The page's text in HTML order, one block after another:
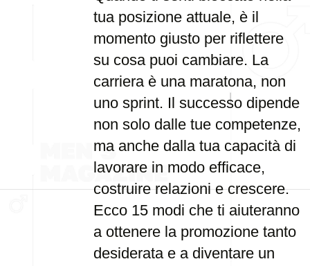
tua posizione attuale, è il
momento giusto per riflettere
su cosa puoi cambiare. La
carriera è una maratona, non
uno sprint. Il successo dipende
non solo dalle tue competenze,
ma anche dalla tua capacità di
lavorare in modo efficace,
costruire relazioni e crescere.
Ecco 15 modi che ti aiuteranno
a ottenere la promozione tanto
desiderata e a diventare un